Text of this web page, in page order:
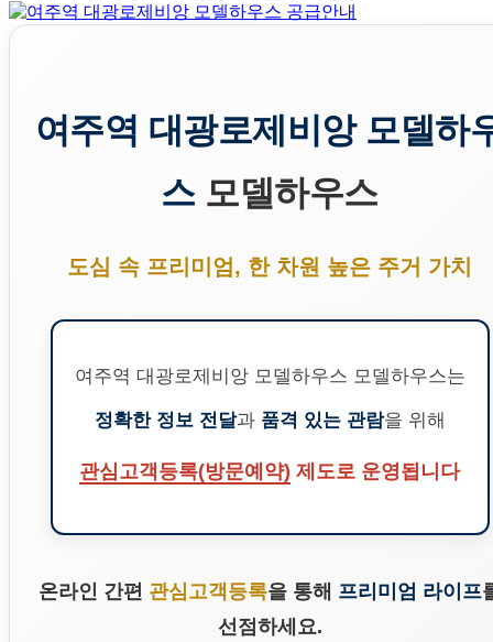
여주역 대광로제비앙 모델하
스 모델하우스
도심 속 프리미엄, 한 차원 높은 주거 가치
여주역 대광로제비앙 모델하우스 모델하우스는
정확한 정보 전달과 품격 있는 관람을 위해
관심고객등록(방문예약) 제도로 운영됩니다
온라인 간편 관심고객등록을 통해 프리미엄 라이프
선점하세요.